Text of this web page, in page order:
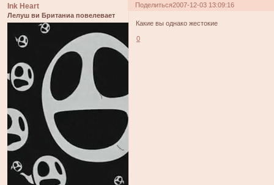
Поделиться2007-12-03 13:09:16
Ink Heart
Лелуш ви Британиа повелевает
Какие вы однако жестокие
0